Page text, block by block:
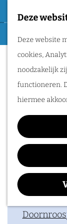
Deze
Deze website
cookies,
noodzakelijk
functioneren.
hiermee
a
F
a
v
o
r
i
e
e
Clean
Contact